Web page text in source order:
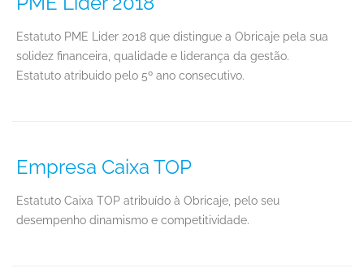
Estatuto PME Lider 2018 que distingue a Obricaje pela sua
solidez financeira, qualidade e liderança da gestão.
Estatuto atribuido pelo 5º ano consecutivo.
Empresa Caixa TOP
Estatuto Caixa TOP atribuído à Obricaje, pelo seu
desempenho dinamismo e competitividade.